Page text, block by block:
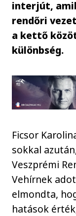
interjút,
rendőri
a kettő
különbség.
Ficsor
sokkal
Veszprémi
Vehírnek
elmondta,
hatások